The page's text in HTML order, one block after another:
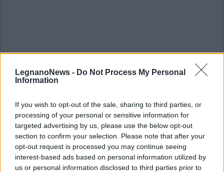
LegnanoNews - Do Not Process My Personal
Information
If you wish to opt-out of the sale, sharing to third parties, or
processing of your personal or sensitive information for
targeted advertising by us, please use the below opt-out
section to confirm your selection. Please note that after your
opt-out request is processed you may continue seeing
interest-based ads based on personal information utilized by
us or personal information disclosed to third parties prior to
ALTRE NOTIZIE DI LEGNANO